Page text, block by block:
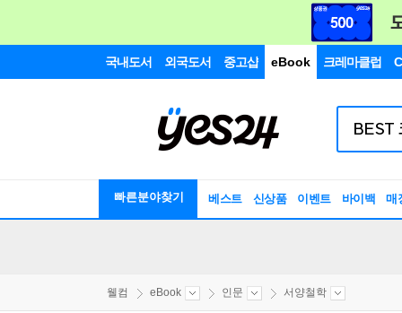
국내도서 외국도서 중고샵 eBook 크레마클럽
빠른분야찾기 베스트 신상품 이벤트 바이백 매
웰컴 eBook 인문 서양철학